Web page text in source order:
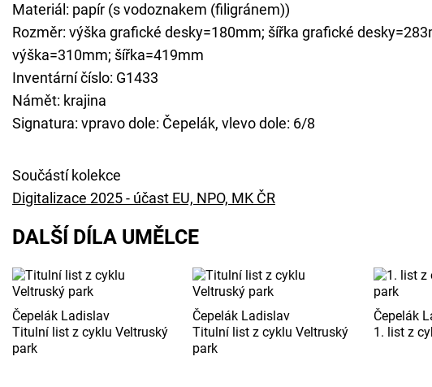
Materiál: papír (s vodoznakem (filigránem))
Rozměr: výška grafické desky=180mm; šířka grafické
výška=310mm; šířka=419mm
Inventární číslo: G1433
Námět: krajina
Signatura: vpravo dole: Čepelák, vlevo dole: 6/8
Součástí kolekce
Digitalizace 2025 - účast EU, NPO, MK ČR
DALŠÍ DÍLA UMĚLCE
Čepelák Ladislav
Titulní list z cyklu Veltruský
park
Čepelák Ladislav
Titulní list z cyklu Veltruský
park
Čepelák
1. list z